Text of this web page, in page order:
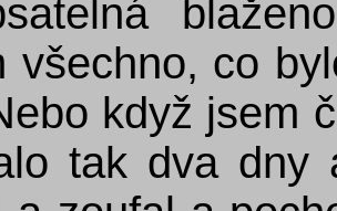
všechno, co
když jsem
tak dva dny